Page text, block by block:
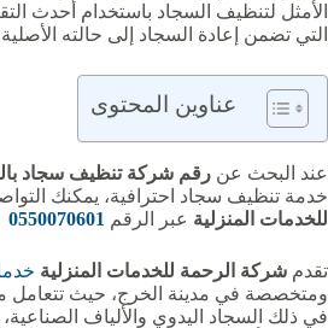
الأمثل لتنظيف السجاد باستخدام أحدث
التي تضمن إعادة السجاد إلى حالته
عناوين المحتوى
عند البحث عن رقم شركة تنظيف سجاد
خدمة تنظيف سجاد احترافية، يمكنك
للخدمات المنزلية عبر الرقم 0550070601
تقدم شركة الرحمة للخدمات المنزلية
ومتخصصة في مدينة الخرج، حيث تتعامل
في ذلك السجاد اليدوي والألياف